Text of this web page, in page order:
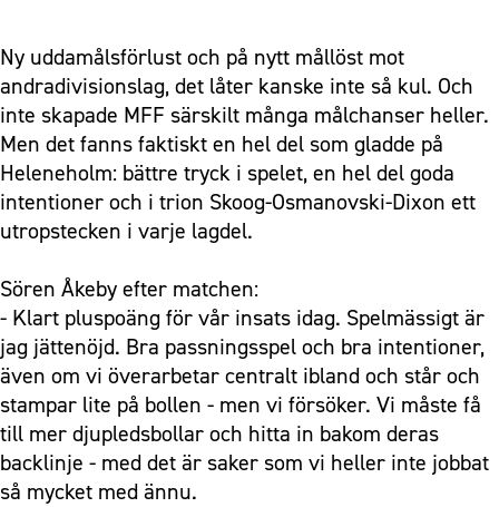
Ny uddamålsförlust och på nytt mållöst mot
andradivisionslag, det låter kanske inte så kul. Och
inte skapade MFF särskilt många målchanser heller.
Men det fanns faktiskt en hel del som gladde på
Heleneholm: bättre tryck i spelet, en hel del goda
intentioner och i trion Skoog-Osmanovski-Dixon ett
utropstecken i varje lagdel.
Sören Åkeby efter matchen:
- Klart pluspoäng för vår insats idag. Spelmässigt är
jag jättenöjd. Bra passningsspel och bra intentioner,
även om vi överarbetar centralt ibland och står och
stampar lite på bollen - men vi försöker. Vi måste få
till mer djupledsbollar och hitta in bakom deras
backlinje - med det är saker som vi heller inte jobbat
så mycket med ännu.